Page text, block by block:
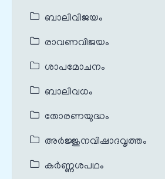
ബാലിവിജയം
രാവണവിജയം
ശാപമോചനം
ബാലിവധം
തോരണയുദ്ധം
അർജ്ജുനവിഷാദവൃത്തം
കർണ്ണശപഥം